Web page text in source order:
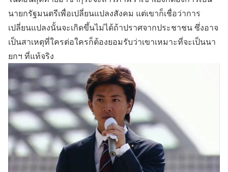
นายกรัฐมนตรีเพื่อเปลี่ยนแปลงสังคม แต่เขาก็เชื่อว่าการ
เปลี่ยนแปลงนั้นจะเกิดขึ้นไม่ได้ถ้าปราศจากประชาชน ซึ่งอาจ
เป็นสาเหตุที่ใครต่อใครก็ต้องยอมรับว่าเขาเหมาะที่จะเป็นนา
ยกฯ ที่แท้จริง